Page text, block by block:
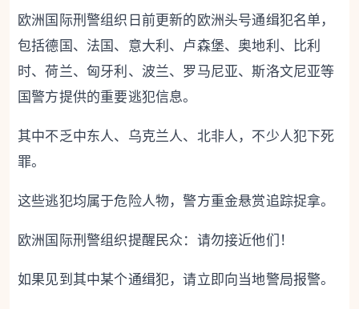
欧洲国际刑警组织日前更新的欧洲头号通缉犯名单，
包括德国、法国、意大利、卢森堡、奥地利、比利
时、荷兰、匈牙利、波兰、罗马尼亚、斯洛文尼亚等
国警方提供的重要逃犯信息。
其中不乏中东人、乌克兰人、北非人，不少人犯下死
罪。
这些逃犯均属于危险人物，警方重金悬赏追踪捉拿。
欧洲国际刑警组织提醒民众：请勿接近他们！
如果见到其中某个通缉犯，请立即向当地警局报警。